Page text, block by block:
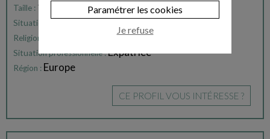
Taille : 1,60
Situation familiale : célibataire
Religion :
Situation professionnelle :Expatriée
Région : Europe
CE PROFIL VOUS INTÉRESSE ?
Paramétrer les cookies
Je refuse